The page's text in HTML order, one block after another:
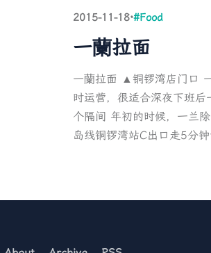
2015-11-18·#Food
一蘭拉面
一蘭拉面 ▲铜锣湾店门口
时运营，很适合深夜下班
个隔间 年初的时候，一兰
岛线铜锣湾站C出口走5分